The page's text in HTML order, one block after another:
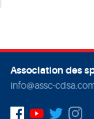
Association des
info@assc-